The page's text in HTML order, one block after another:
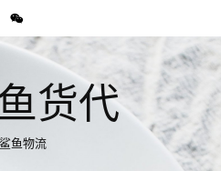
货代
鱼物流